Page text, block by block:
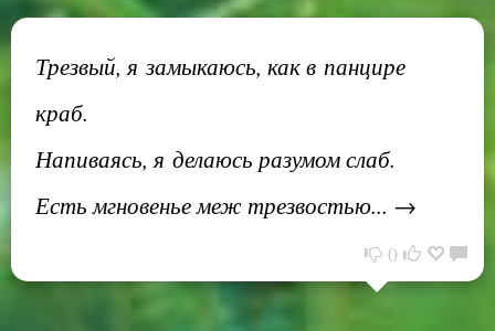
Трезвый, я замыкаюсь, как в панцире
краб.
Напиваясь, я делаюсь разумом слаб.
Есть мгновенье меж трезвостью... →
0